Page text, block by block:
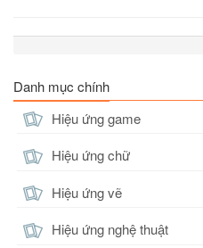
Danh mục chính
Hiệu ứng game
Hiệu ứng chữ
Hiệu ứng vẽ
Hiệu ứng nghệ thuật